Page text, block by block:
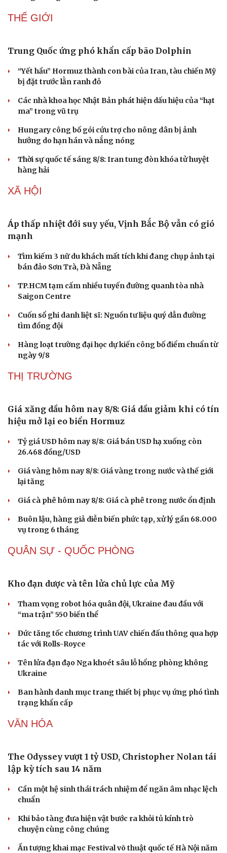
Doanh nghiệp
Thông tin doanh nghiệp
Doanh nhân
Vì cộng đồng
Công nghệ
Trải nghiệm
Chuyển đổi số
Dinh dưỡng - món ngon
Cây thuốc
Sản phụ khoa
Nhi khoa
Làm đẹp - giảm cân
Phòng mạch online
Ăn sạch sống khỏe
Nhà đẹp
THẾ GIỚI
Trung Quốc ứng phó khẩn cấp bão Dolphin
“Yết hầu” Hormuz thành con bài của Iran, tàu chiến Mỹ
bị đặt trước lằn ranh đỏ
Các nhà khoa học Nhật Bản phát hiện dấu hiệu của “hạt
ma” trong vũ trụ
Hungary công bố gói cứu trợ cho nông dân bị ảnh
hưởng do hạn hán và nắng nóng
Thời sự quốc tế sáng 8/8: Iran tung đòn khóa tử huyệt
hàng hải
XÃ HỘI
Áp thấp nhiệt đới suy yếu, Vịnh Bắc Bộ vẫn có gió
mạnh
Tìm kiếm 3 nữ du khách mất tích khi đang chụp ảnh tại
bán đảo Sơn Trà, Đà Nẵng
TP.HCM tạm cấm nhiều tuyến đường quanh tòa nhà
Saigon Centre
Cuốn sổ ghi danh liệt sĩ: Nguồn tư liệu quý dẫn đường
tìm đồng đội
Hàng loạt trường đại học dự kiến công bố điểm chuẩn từ
ngày 9/8
THỊ TRƯỜNG
Giá xăng dầu hôm nay 8/8: Giá dầu giảm khi có tín
hiệu mở lại eo biển Hormuz
Tỷ giá USD hôm nay 8/8: Giá bán USD hạ xuống còn
26.468 đồng/USD
Giá vàng hôm nay 8/8: Giá vàng trong nước và thế giới
lại tăng
Giá cà phê hôm nay 8/8: Giá cà phê trong nước ổn định
Buôn lậu, hàng giả diễn biến phức tạp, xử lý gần 68.000
vụ trong 6 tháng
QUÂN SỰ - QUỐC PHÒNG
Kho đạn dược và tên lửa chủ lực của Mỹ
Tham vọng robot hóa quân đội, Ukraine đau đầu với
“ma trận” 550 biến thể
Đức tăng tốc chương trình UAV chiến đấu thông qua hợp
tác với Rolls-Royce
Tên lửa đạn đạo Nga khoét sâu lỗ hổng phòng không
Ukraine
Ban hành danh mục trang thiết bị phục vụ ứng phó tình
trạng khẩn cấp
VĂN HÓA
The Odyssey vượt 1 tỷ USD, Christopher Nolan tái
lập kỳ tích sau 14 năm
Cần một hệ sinh thái trách nhiệm để ngăn âm nhạc lệch
chuẩn
Khi bảo tàng đưa hiện vật bước ra khỏi tủ kính trò
chuyện cùng công chúng
Ấn tượng khai mạc Festival võ thuật quốc tế Hà Nội năm